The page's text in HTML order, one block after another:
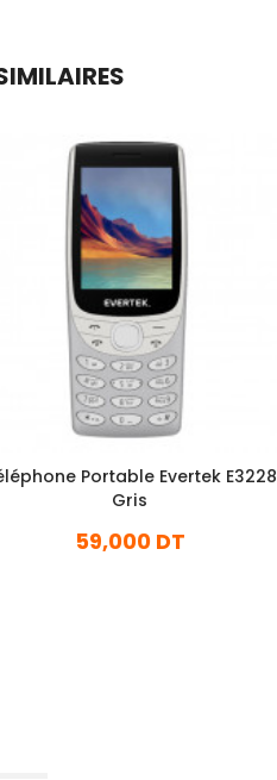
Portable Evertek E3228
Gris
59,000 DT